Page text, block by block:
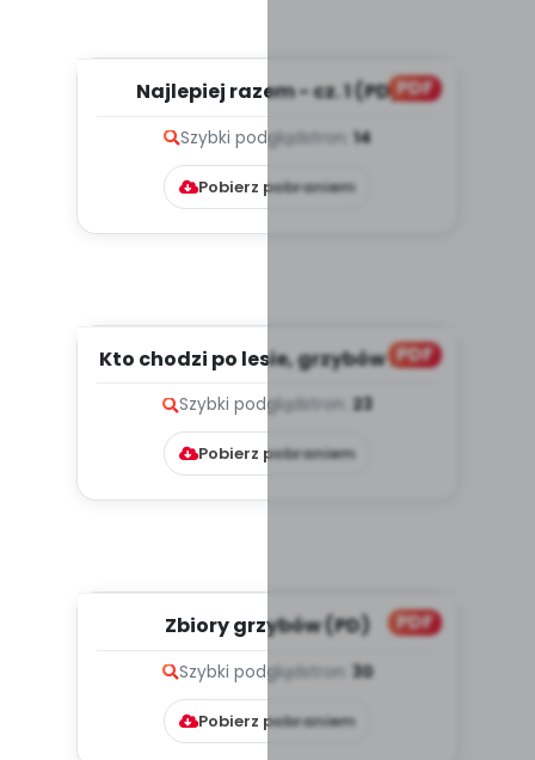
PDF
Najlepiej razem - cz. 1 (PD)
Szybki podglądstron: 14
Pobierz pobraniem
PDF
Kto chodzi po lesie, grzybów kosz
Szybki podgląd stron: 23
Pobierz pobraniem
PDF
Zbiory grzybów (PD)
Szybki podglądstron: 30
Pobierz pobraniem